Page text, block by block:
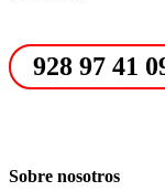
928 97 41
Sobre nosotros